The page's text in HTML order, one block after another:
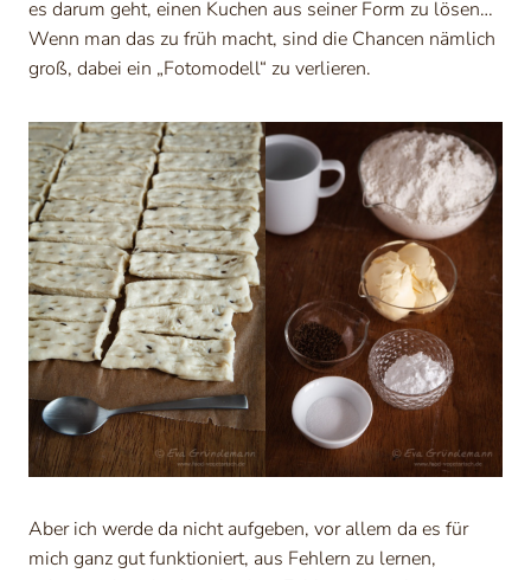
es darum geht, einen Kuchen aus seiner Form zu lösen…
Wenn man das zu früh macht, sind die Chancen nämlich
groß, dabei ein „Fotomodell“ zu verlieren.
Aber ich werde da nicht aufgeben, vor allem da es für
mich ganz gut funktioniert, aus Fehlern zu lernen,